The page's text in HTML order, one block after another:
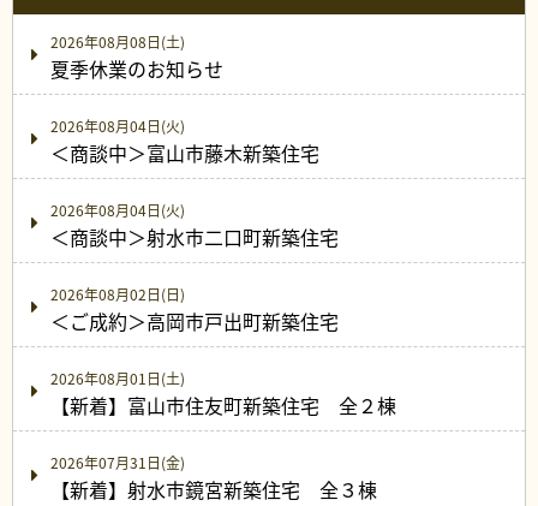
2026年08月08日(土)
夏季休業のお知らせ
2026年08月04日(火)
＜商談中＞富山市藤木新築住宅
2026年08月04日(火)
＜商談中＞射水市二口町新築住宅
2026年08月02日(日)
＜ご成約＞高岡市戸出町新築住宅
2026年08月01日(土)
【新着】富山市住友町新築住宅 全２棟
2026年07月31日(金)
【新着】射水市鏡宮新築住宅 全３棟